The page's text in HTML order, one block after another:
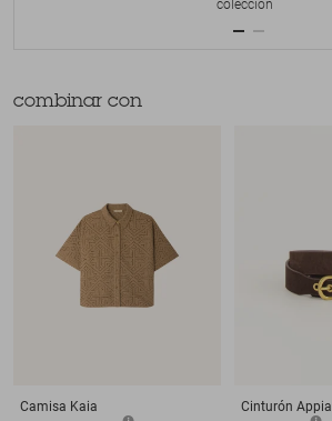
colección
combinar con
Camisa Kaia
Cinturón Appia